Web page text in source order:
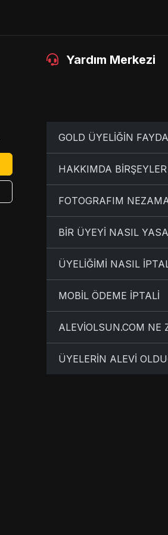
Yardım Merkezi
GOLD ÜYELİĞİN
HAKKIMDA
FOTOGRAFIM
BİR ÜYEYİ NASIL
ÜYELİĞİMİ NASIL
MOBİL ÖDEME İPTALİ
ALEVİOLSUN.COM
ÜYELERİN ALEVİ